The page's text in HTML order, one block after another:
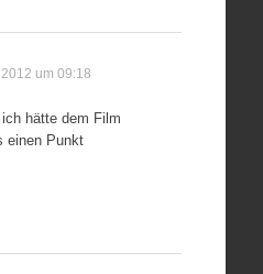
um 09:18
hätte dem Film
einen Punkt